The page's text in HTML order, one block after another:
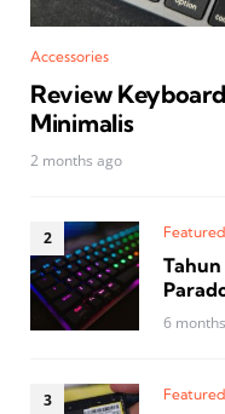
Accessories
Review
Minimalis
2 months ago
Featured
6
Featured